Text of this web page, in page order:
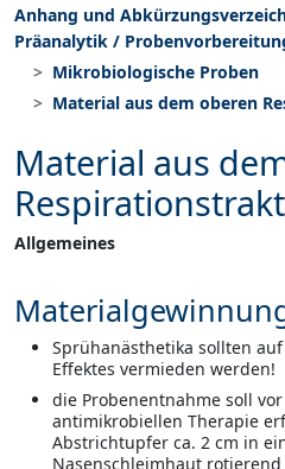
Anhang und
Präanalytik /
Mikrobiologische Proben
Material aus dem oberen
Material aus
Respirationstrakt
Allgemeines
Sprühanästhetika sollten
Effektes vermieden werden!
die Probenentnahme soll
antimikrobiellen Therapie
Abstrichtupfer ca. 2 cm in
Nasenschleimhaut